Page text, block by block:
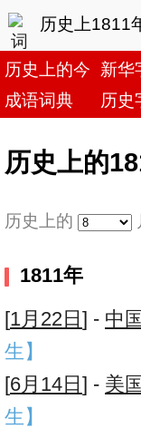
历史上1811
历史上的今天新华
成语词典
历史
历史上的
历史上的
1811年
[1月22日 ] - 中
生】
[6月14日 ] - 美
生】